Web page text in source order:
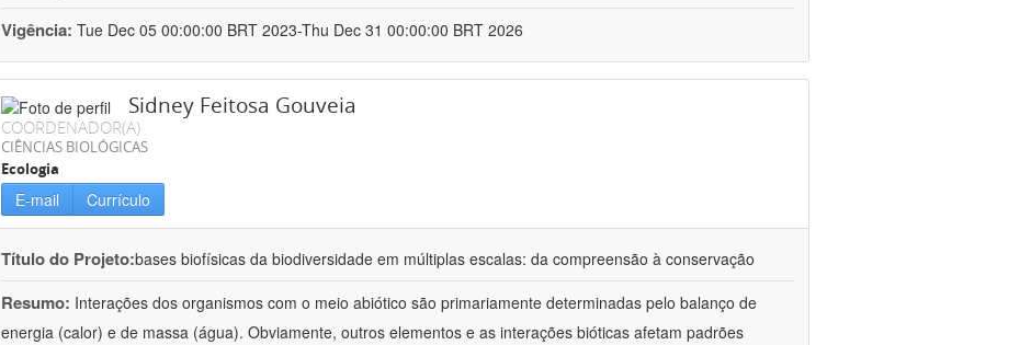
Vigência: Tue Dec 05 00:00:00 BRT 2023-Thu Dec 31 00:00:00 BRT 2026
Sidney Feitosa Gouveia
COORDENADOR(A)
CIÊNCIAS BIOLÓGICAS
Ecologia
E-mail Currículo
Título do Projeto:bases biofísicas da biodiversidade em múltiplas escalas: da compreensão à conservação
Resumo: Interações dos organismos com o meio abiótico são primariamente determinadas pelo balanço de
energia (calor) e de massa (água). Obviamente, outros elementos e as interações bióticas afetam padrões